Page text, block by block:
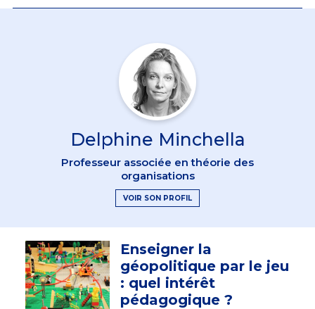
Delphine Minchella
Professeur associée en théorie des
organisations
VOIR SON PROFIL
Enseigner la
géopolitique par le jeu
: quel intérêt
pédagogique ?